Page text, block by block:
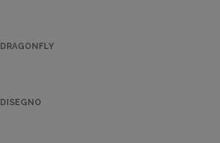
DRAGONFLY
DISEGNO